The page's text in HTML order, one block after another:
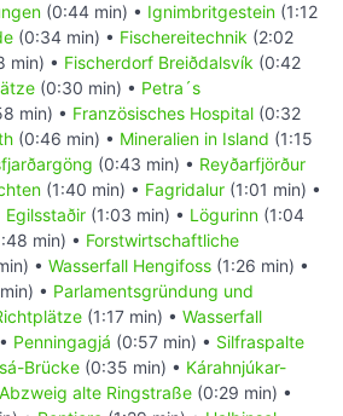
(0:44 min) • Ignimbritgestein (1:12
(0:34 min) • Fischereitechnik (2:02
min) • Fischerdorf Breiðdalsvík (0:42
(0:30 min) • Petra´s
min) • Französisches Hospital (0:32
(0:46 min) • Mineralien in Island (1:15
(0:43 min) • Reyðarfjörður
(1:40 min) • Fagridalur (1:01 min) •
Egilsstaðir (1:03 min) • Lögurinn (1:04
min) • Forstwirtschaftliche
• Wasserfall Hengifoss (1:26 min) •
• Parlamentsgründung und
(1:17 min) • Wasserfall
Penningagjá (0:57 min) • Silfraspalte
Brücke (0:35 min) • Kárahnjúkar-
Abzweig alte Ringstraße (0:29 min) •